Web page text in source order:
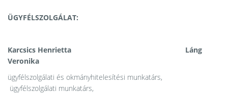
ÜGYFÉLSZOLGÁLAT:
Karcsics Henrietta Láng
Veronika
ügyfélszolgálati és okmányhitelesítési munkatárs,
ügyfélszolgálati munkatárs,